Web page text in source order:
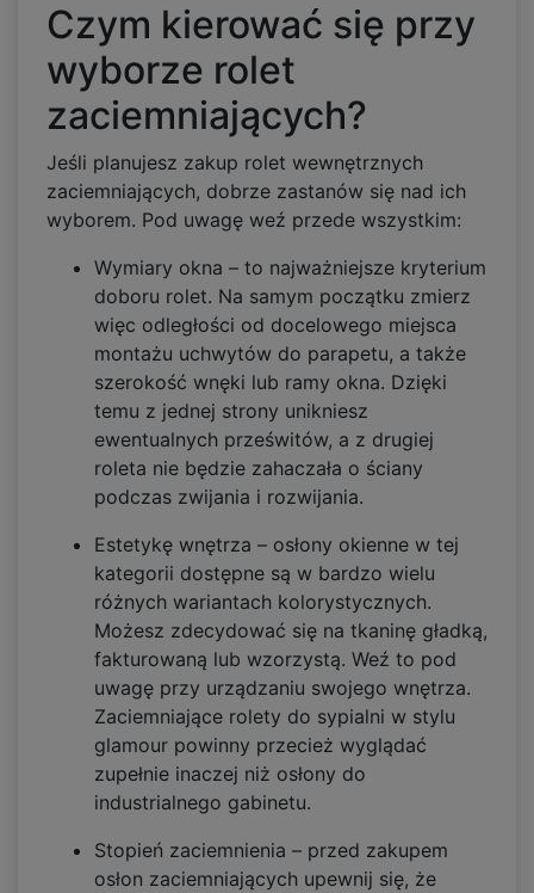
Czym kierować się przy
wyborze rolet
zaciemniających?
Jeśli planujesz zakup rolet wewnętrznych
zaciemniających, dobrze zastanów się nad ich
wyborem. Pod uwagę weź przede wszystkim:
Wymiary okna – to najważniejsze kryterium
doboru rolet. Na samym początku zmierz
więc odległości od docelowego miejsca
montażu uchwytów do parapetu, a także
szerokość wnęki lub ramy okna. Dzięki
temu z jednej strony unikniesz
ewentualnych prześwitów, a z drugiej
roleta nie będzie zahaczała o ściany
podczas zwijania i rozwijania.
Estetykę wnętrza – osłony okienne w tej
kategorii dostępne są w bardzo wielu
różnych wariantach kolorystycznych.
Możesz zdecydować się na tkaninę gładką,
fakturowaną lub wzorzystą. Weź to pod
uwagę przy urządzaniu swojego wnętrza.
Zaciemniające rolety do sypialni w stylu
glamour powinny przecież wyglądać
zupełnie inaczej niż osłony do
industrialnego gabinetu.
Stopień zaciemnienia – przed zakupem
osłon zaciemniających upewnij się, że